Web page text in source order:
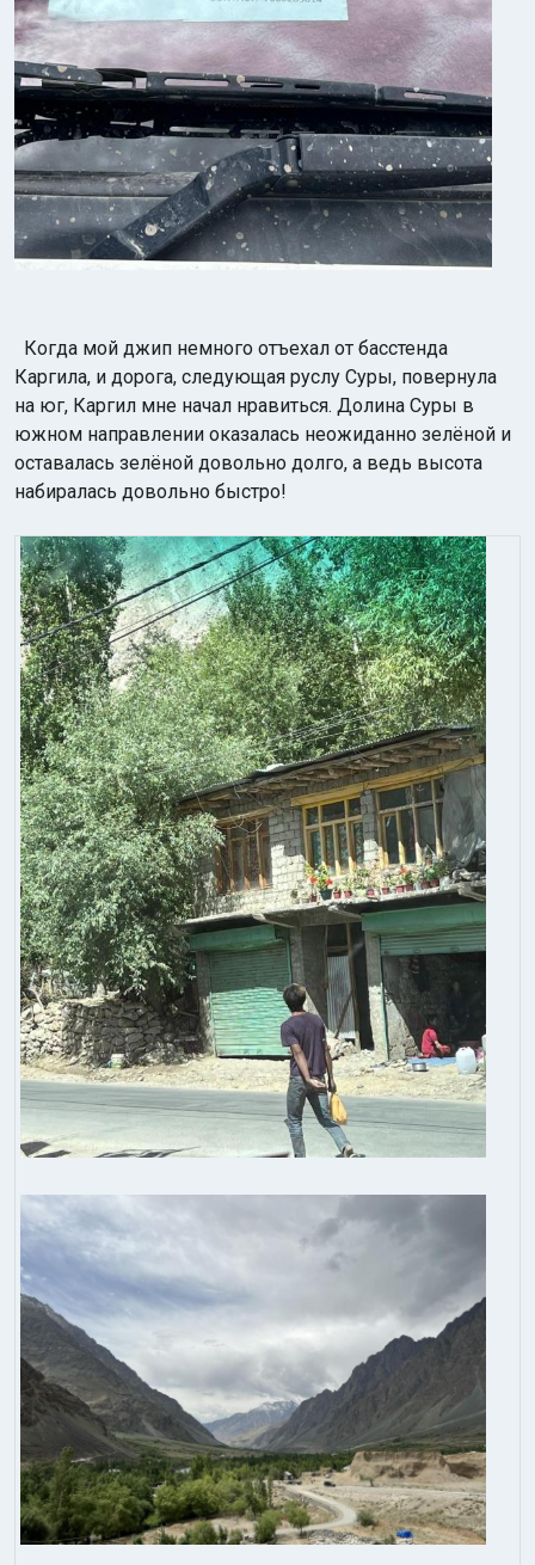
Когда мой джип немного отъехал от басстенда
Каргила, и дорога, следующая руслу Суры, повернула
на юг, Каргил мне начал нравиться. Долина Суры в
южном направлении оказалась неожиданно зелёной и
оставалась зелёной довольно долго, а ведь высота
набиралась довольно быстро!